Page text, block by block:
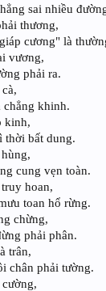
sai nhiều
thương,
cương" là
vương,
phải ra.
chẳng khinh.
kinh,
thời bất dung.
cung vẹn toàn.
hoan,
toan hổ rừng.
chừng,
phải phân.
trân,
chân phải tường.